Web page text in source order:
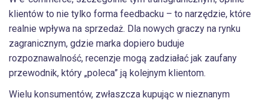
klientów to nie tylko forma feedbacku – to narzędzie, które
realnie wpływa na sprzedaż. Dla nowych graczy na rynku
zagranicznym, gdzie marka dopiero buduje
rozpoznawalność, recenzje mogą zadziałać jak zaufany
przewodnik, który „poleca” ją kolejnym klientom.
Wielu konsumentów, zwłaszcza kupując w nieznanym